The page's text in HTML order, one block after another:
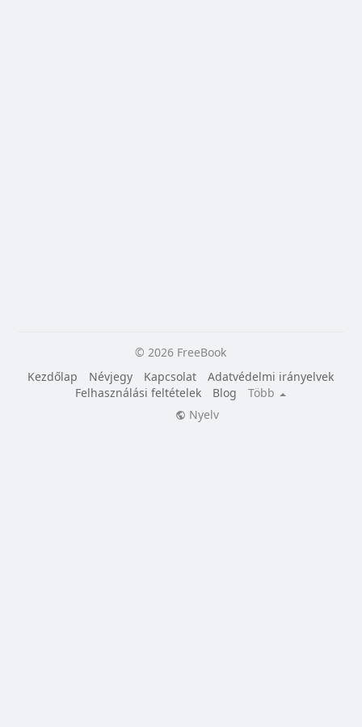
© 2026 FreeBook
Kezdőlap
Névjegy Kapcsolat
Adatvédelmi irányelvek
Felhasználási feltételek
Blog
Több
Nyelv